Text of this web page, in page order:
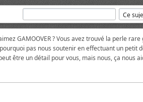
GAMOOVER ? Vous avez trouvé la perle
pas nous soutenir en effectuant un petit
être un détail pour vous, mais nous, ça nous